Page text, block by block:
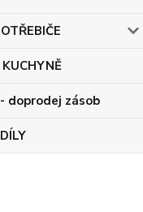
- doprodej zásob